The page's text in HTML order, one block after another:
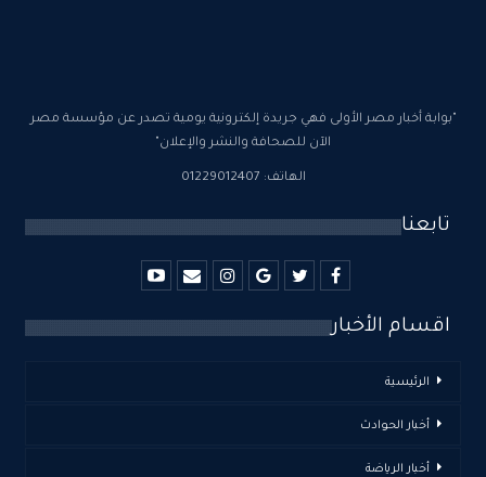
"بوابة أخبار مصر الأولى فهي جريدة إلكترونية يومية تصدر عن مؤسسة مصر
الآن للصحافة والنشر والإعلان"
الهاتف: 01229012407
تابعنا
اقسام الأخبار
الرئيسية
أخبار الحوادث
أخبار الرياضة